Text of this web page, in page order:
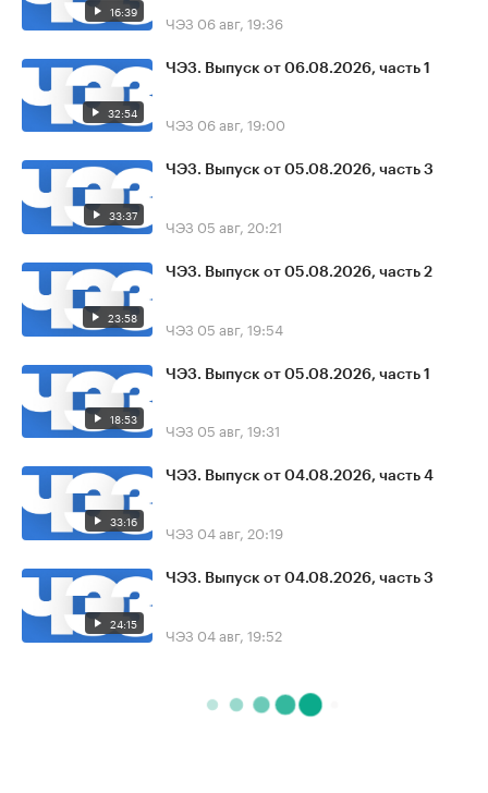
16:39 ЧЭЗ 06 авг, 19:36
32:54
ЧЭЗ. Выпуск от 06.08.2026, часть 1
ЧЭЗ 06 авг, 19:00
33:37
ЧЭЗ. Выпуск от 05.08.2026, часть 3
ЧЭЗ 05 авг, 20:21
23:58
ЧЭЗ. Выпуск от 05.08.2026, часть 2
ЧЭЗ 05 авг, 19:54
18:53
ЧЭЗ. Выпуск от 05.08.2026, часть 1
ЧЭЗ 05 авг, 19:31
33:16
ЧЭЗ. Выпуск от 04.08.2026, часть 4
ЧЭЗ 04 авг, 20:19
24:15
ЧЭЗ. Выпуск от 04.08.2026, часть 3
ЧЭЗ 04 авг, 19:52